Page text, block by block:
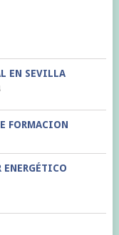
EN SEVILLA
FORMACION
ENERGÉTICO